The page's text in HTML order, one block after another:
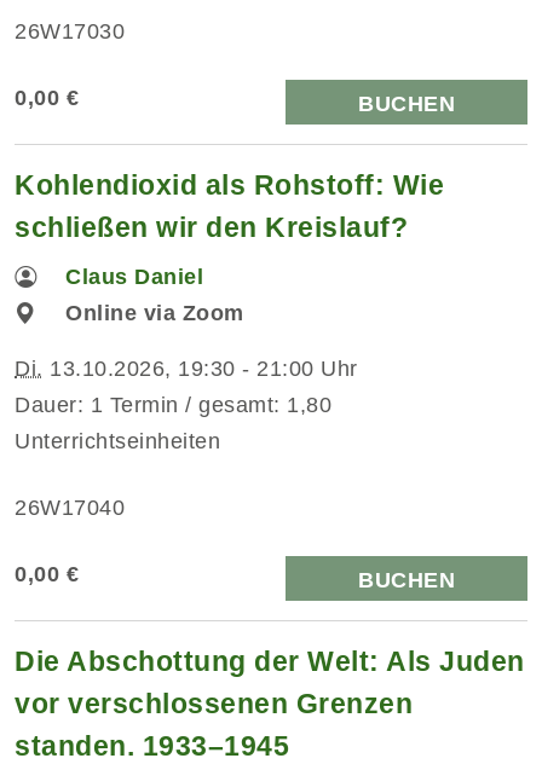
26W17030
0,00 € BUCHEN
Kohlendioxid als Rohstoff: Wie
schließen wir den Kreislauf?
Claus Daniel
Online via Zoom
Di. 13.10.2026, 19:30 - 21:00 Uhr
Dauer: 1 Termin / gesamt: 1,80
Unterrichtseinheiten
26W17040
0,00 € BUCHEN
Die Abschottung der Welt: Als Juden
vor verschlossenen Grenzen
standen. 1933–1945